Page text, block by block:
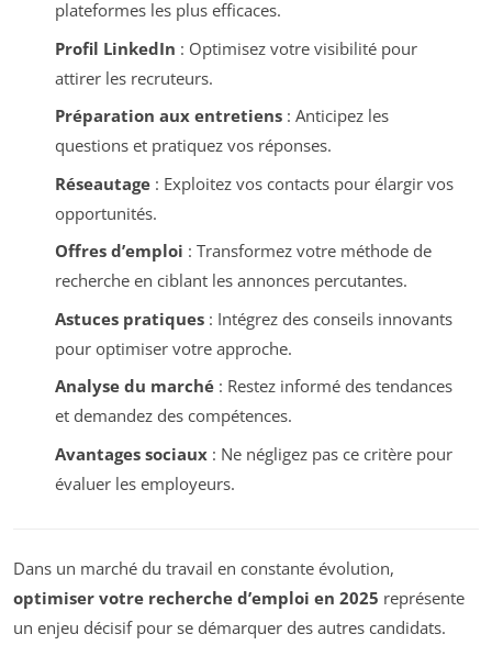
plateformes les plus efficaces.
Profil LinkedIn : Optimisez votre visibilité pour
attirer les recruteurs.
Préparation aux entretiens: Anticipez les
questions et pratiquez vos réponses.
Réseautage: Exploitez vos contacts pour élargir vos
opportunités.
Offres d’emploi : Transformez votre méthode de
recherche en ciblant les annonces percutantes.
Astuces pratiques: Intégrez des conseils innovants
pour optimiser votre approche.
Analyse du marché: Restez informé des tendances
et demandez des compétences.
Avantages sociaux: Ne négligez pas ce critère pour
évaluer les employeurs.
Dans un marché du travail en constante évolution,
optimiser votre recherche d’emploi en 2025 représente
un enjeu décisif pour se démarquer des autres candidats.